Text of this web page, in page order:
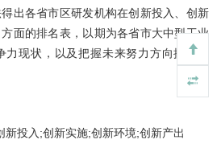
出各省市区研发机构在创新投入、创新
面的排名表，以期为各省市大中型工业
现状，以及把握未来努力方向提供参
新投入;创新实施;创新环境;创新产出